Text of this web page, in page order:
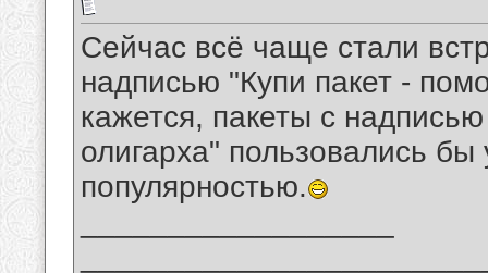
Сейчас всё чаще стали
надписью "Купи пакет -
кажется, пакеты с
олигарха" пользовались
популярностью.